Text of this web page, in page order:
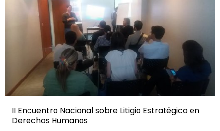
II Encuentro Nacional sobre Litigio Estratégico en
Derechos Humanos